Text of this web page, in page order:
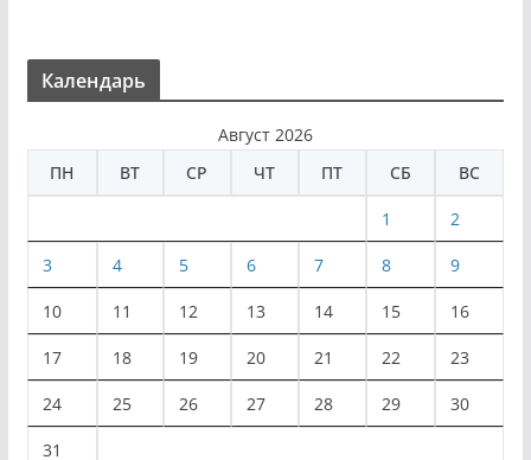
Календарь
Август 2026
ПН
ВТ СР ЧТ ПТ СБ ВС
1 2
3 4 5 6 7 8 9
10 11 12 13 14 15 16
17 18 19 20 21 22 23
24 25 26 27 28 29 30
31